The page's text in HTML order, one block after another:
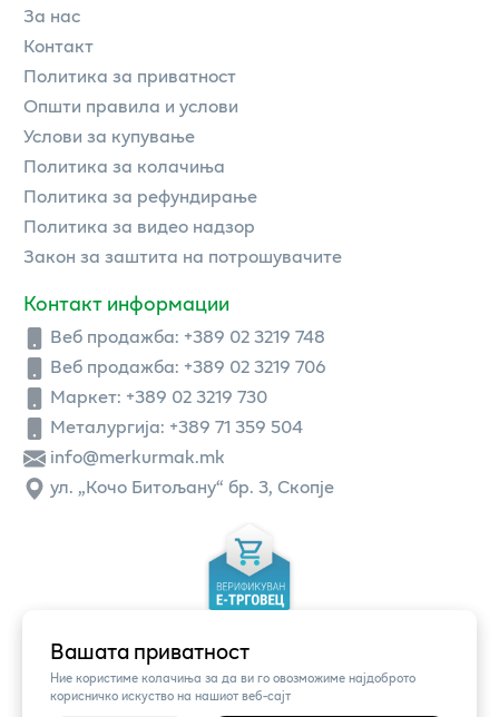
Вашата приватност
Ние користиме колачиња за да ви го овозможиме најдоброто
корисничко искуство на нашиот веб-сајт
За нас
Контакт
Политика за приватност
Општи правила и услови
Услови за купување
Политика за колачиња
Политика за рефундирање
Политика за видео надзор
Закон за заштита на потрошувачите
Контакт информации
Веб продажба: +389 02 3219 748
Веб продажба: +389 02 3219 706
Маркет: +389 02 3219 730
Металургија: +389 71 359 504
info@merkurmak.mk
ул. „Кочо Битољану“ бр. 3, Скопје